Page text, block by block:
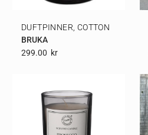
DUFTPINNER, COTTON
BRUKA
299.00 Kr